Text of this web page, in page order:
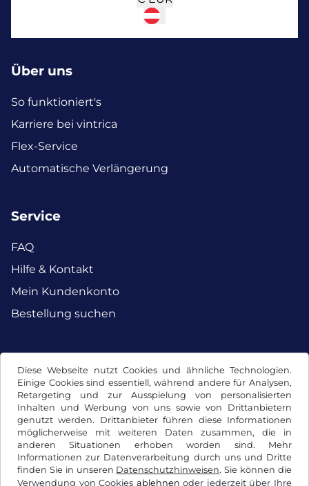
Diese Webseite nutzt Cookies und ähnliche Technologien.
Einige Cookies sind essentiell, während andere für Analysen,
Retargeting und zur Ausspielung von personalisierten
Inhalten und Werbung von uns sowie von Drittanbietern
genutzt werden. Drittanbieter führen diese Informationen
möglicherweise mit weiteren Daten zusammen, die in
anderen Situationen erhoben worden sind. Mehr
Informationen zur Datenverarbeitung durch uns und Dritte
finden Sie in unseren Datenschutzhinweisen. Sie können die
Verwendung von Cookies ablehnen oder jederzeit über Ihre
Über uns
So funktioniert's
Karriere bei vintrica
Flex-Service
Automatische Verlängerung
Service
FAQ
Hilfe & Kontakt
Mein Kundenkonto
Bestellung suchen